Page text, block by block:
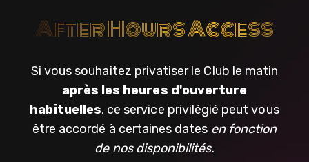
After Hours Access
Si vous souhaitez privatiser le Club le matin
après les heures d'ouverture
habituelles, ce service privilégié peut vous
être accordé à certaines dates en fonction
de nos disponibilités.